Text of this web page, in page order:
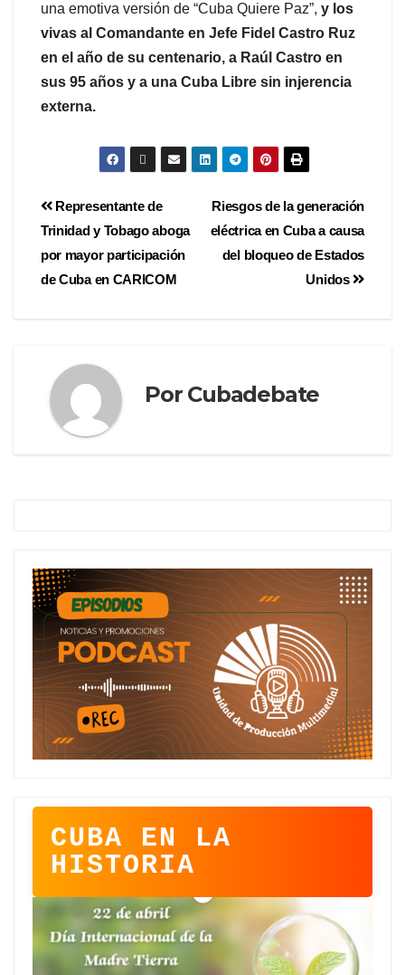
una emotiva versión de “Cuba Quiere Paz”, y los
vivas al Comandante en Jefe Fidel Castro Ruz
en el año de su centenario, a Raúl Castro en
sus 95 años y a una Cuba Libre sin injerencia
externa.
Riesgos de la generación
eléctrica en Cuba a causa
del bloqueo de Estados
Unidos
Representante de
Trinidad y Tobago aboga
por mayor participación
de Cuba en CARICOM
Por Cubadebate
CUBA EN LA
HISTORIA